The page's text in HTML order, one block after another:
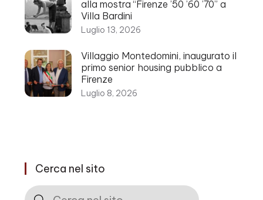
alla mostra “Firenze ’50 ’60 ’70” a
Villa Bardini
Luglio 13, 2026
Villaggio Montedomini, inaugurato il
primo senior housing pubblico a
Firenze
Luglio 8, 2026
Cerca nel sito
Cerca